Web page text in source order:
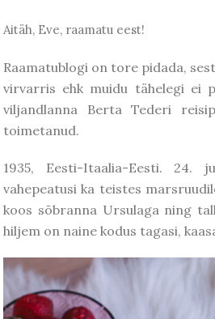
Aitäh, Eve, raamatu eest!
Raamatublogi on tore pidada,
virvarris ehk muidu tähelegi ei
viljandlanna Berta Tederi
toimetanud.
1935, Eesti-Itaalia-Eesti. 24.
vahepeatusi ka teistes
koos sõbranna Ursulaga ning
hiljem on naine kodus tagasi,